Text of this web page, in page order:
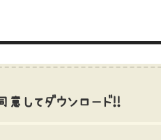
意してダウンロード!!